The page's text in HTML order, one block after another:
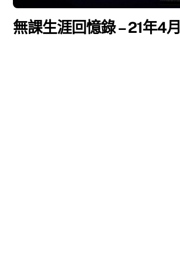
無課生涯回憶錄 – 21年4